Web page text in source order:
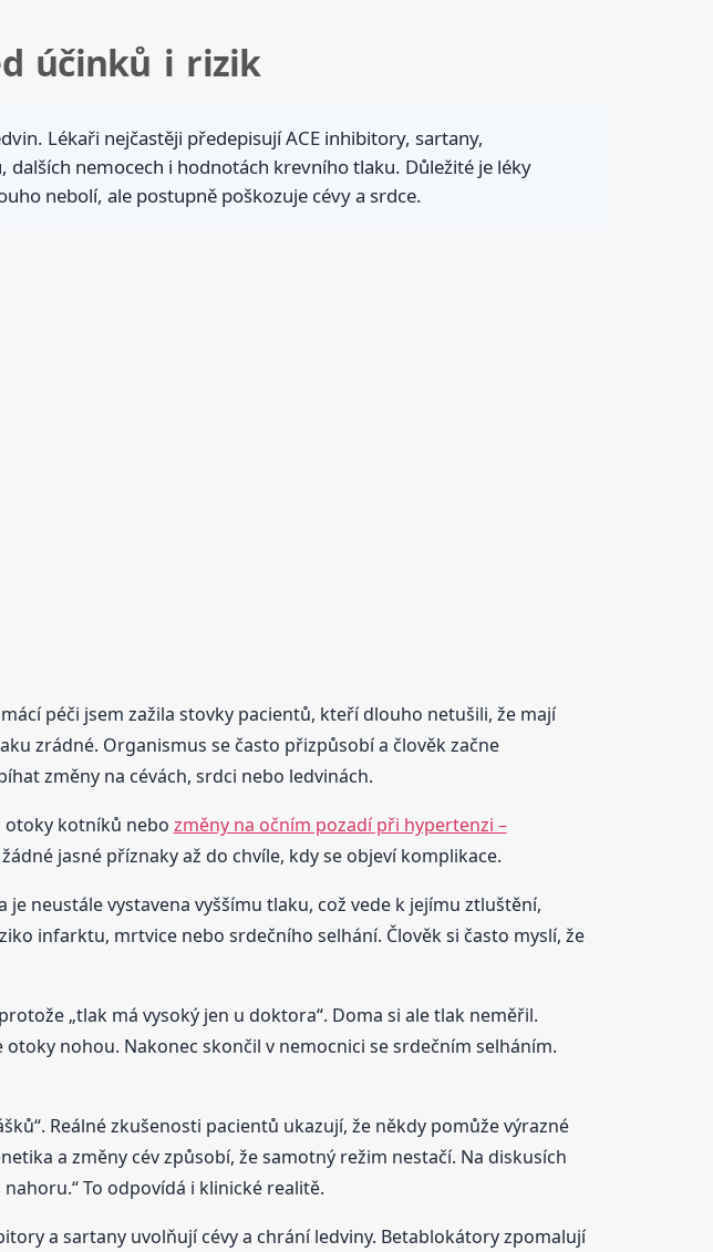
účinků i rizik
Lékaři nejčastěji předepisují ACE inhibitory, sartany,
nemocech i hodnotách krevního tlaku. Důležité je léky
nebolí, ale postupně poškozuje cévy a srdce.
péči jsem zažila stovky pacientů, kteří dlouho netušili, že mají
zrádné. Organismus se často přizpůsobí a člověk začne
změny na cévách, srdci nebo ledvinách.
otoky kotníků nebo změny na očním pozadí při hypertenzi –
jasné příznaky až do chvíle, kdy se objeví komplikace.
neustále vystavena vyššímu tlaku, což vede k jejímu ztluštění,
infarktu, mrtvice nebo srdečního selhání. Člověk si často myslí, že
„tlak má vysoký jen u doktora“. Doma si ale tlak neměřil.
nohou. Nakonec skončil v nemocnici se srdečním selháním.
Reálné zkušenosti pacientů ukazují, že někdy pomůže výrazné
a změny cév způsobí, že samotný režim nestačí. Na diskusích
To odpovídá i klinické realitě.
a sartany uvolňují cévy a chrání ledviny. Betablokátory zpomalují